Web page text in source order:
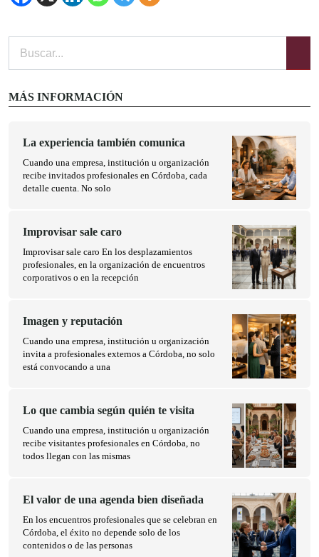
MÁS INFORMACIÓN
La experiencia también comunica
Cuando una empresa, institución u organización
recibe invitados profesionales en Córdoba, cada
detalle cuenta. No solo
Improvisar sale caro
Improvisar sale caro En los desplazamientos
profesionales, en la organización de encuentros
corporativos o en la recepción
Imagen y reputación
Cuando una empresa, institución u organización
invita a profesionales externos a Córdoba, no solo
está convocando a una
Lo que cambia según quién te visita
Cuando una empresa, institución u organización
recibe visitantes profesionales en Córdoba, no
todos llegan con las mismas
El valor de una agenda bien diseñada
En los encuentros profesionales que se celebran en
Córdoba, el éxito no depende solo de los
contenidos o de las personas